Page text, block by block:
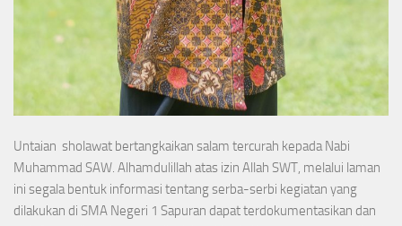
Untaian sholawat bertangkaikan salam tercurah kepada Nabi
Muhammad SAW. Alhamdulillah atas izin Allah SWT, melalui laman
ini segala bentuk informasi tentang serba-serbi kegiatan yang
dilakukan di SMA Negeri 1 Sapuran dapat terdokumentasikan dan